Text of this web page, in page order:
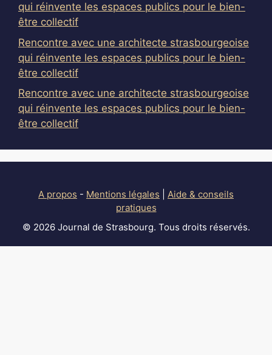
qui réinvente les espaces publics pour le bien-
être collectif
Rencontre avec une architecte strasbourgeoise
qui réinvente les espaces publics pour le bien-
être collectif
Rencontre avec une architecte strasbourgeoise
qui réinvente les espaces publics pour le bien-
être collectif
A propos - Mentions légales
Aide & conseils
pratiques
© 2026 Journal de Strasbourg. Tous droits réservés.